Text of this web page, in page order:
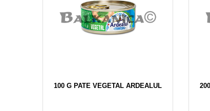
100 G PATE VEGETAL ARDEALUL